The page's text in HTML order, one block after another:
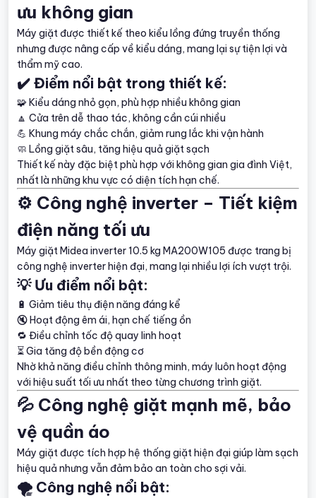
ưu không gian
Máy giặt được thiết kế theo kiểu lồng đứng truyền thống
nhưng được nâng cấp về kiểu dáng, mang lại sự tiện lợi và
thẩm mỹ cao.
✔️ Điểm nổi bật trong thiết kế:
🧩 Kiểu dáng nhỏ gọn, phù hợp nhiều không gian
🔼 Cửa trên dễ thao tác, không cần cúi nhiều
💪 Khung máy chắc chắn, giảm rung lắc khi vận hành
🧼 Lồng giặt sâu, tăng hiệu quả giặt sạch
Thiết kế này đặc biệt phù hợp với không gian gia đình Việt,
nhất là những khu vực có diện tích hạn chế.
⚙️ Công nghệ inverter – Tiết kiệm
điện năng tối ưu
Máy giặt Midea inverter 10.5 kg MA200W105 được trang bị
công nghệ inverter hiện đại, mang lại nhiều lợi ích vượt trội.
💡 Ưu điểm nổi bật:
🔋 Giảm tiêu thụ điện năng đáng kể
🔇 Hoạt động êm ái, hạn chế tiếng ồn
🔁 Điều chỉnh tốc độ quay linh hoạt
⏳ Gia tăng độ bền động cơ
Nhờ khả năng điều chỉnh thông minh, máy luôn hoạt động
với hiệu suất tối ưu nhất theo từng chương trình giặt.
💦 Công nghệ giặt mạnh mẽ, bảo
vệ quần áo
Máy giặt được tích hợp hệ thống giặt hiện đại giúp làm sạch
hiệu quả nhưng vẫn đảm bảo an toàn cho sợi vải.
🌪️ Công nghệ nổi bật: